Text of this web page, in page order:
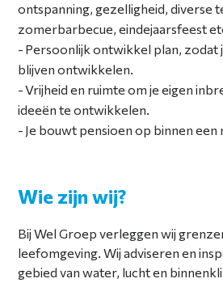
ontspanning, gezelligheid, diverse
zomerbarbecue, eindejaarsfeest
Persoonlijk ontwikkel plan, zodat
blijven ontwikkelen.
Vrijheid en ruimte om je eigen
ideeën te ontwikkelen.
Je bouwt pensioen op binnen een
Wie zijn wij?
Bij Wel Groep verleggen wij
leefomgeving. Wij adviseren en
gebied van water, lucht en